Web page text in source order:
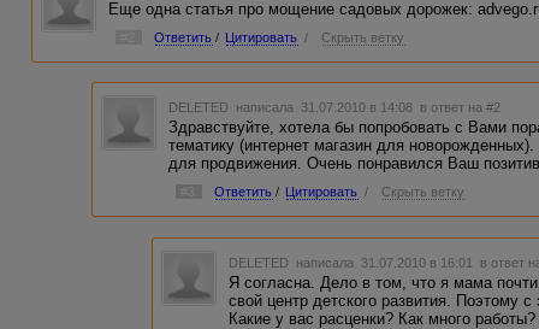
Еще одна статья про мощение садовых дорожек:
Ответить / Цитировать / Скрыть ветку
DELETED написала 31.07.2010 в 14:08 в ответ на #2
Здравствуйте, хотела бы попробовать с Вами
тематику (интернет магазин для
для продвижения. Очень понравился Ваш
Ответить / Цитировать / Скрыть ветку
DELETED написала 31.07.2010 в 16:01 в ответ
Я согласна. Дело в том, что я мама
свой центр детского развития. Поэтому
Какие у вас расценки? Как много работы?